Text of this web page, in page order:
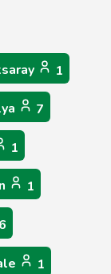
1
7
1
1
6
1